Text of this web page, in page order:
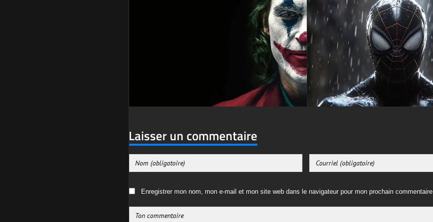
Laisser un commentaire
Enregistrer mon nom, mon e-mail et mon site web dans le navigateur pour mon prochain commentaire.